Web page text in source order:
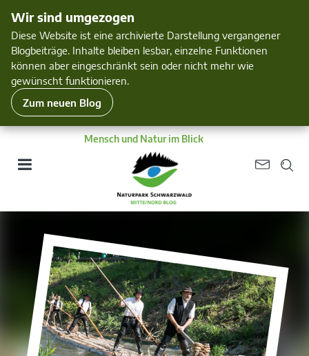
Wir sind umgezogen
Diese Website ist eine archivierte Darstellung vergangener
Blogbeiträge. Inhalte bleiben lesbar, einzelne Funktionen
können aber eingeschränkt sein oder nicht mehr wie
gewünscht funktionieren.
Zum neuen Blog
Mensch und Natur im Blick